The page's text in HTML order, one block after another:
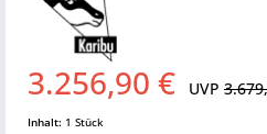
3.256,90 € UVP
Inhalt: 1 Stück